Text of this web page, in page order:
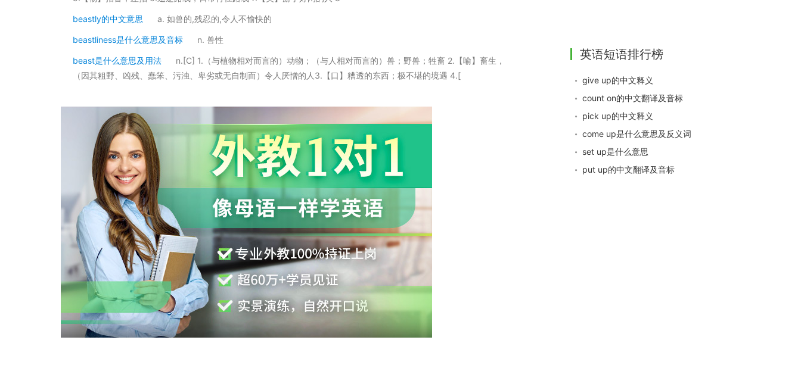
beastly的中文意思 a. 如兽的,残忍的,令人不愉快的
beastliness是什么意思及音标 n. 兽性
beast是什么意思及用法
n.[C] 1.（与植物相对而言的）动物；（与人相对而言的）兽；野兽；牲畜 2.【喻】畜生，
（因其粗野、凶残、蠢笨、污浊、卑劣或无自制而）令人厌憎的人3.【口】糟透的东西；极不堪的境遇 4.[
英语短语排行榜
give up的中文释义
count on的中文翻译及音标
pick up的中文释义
come up是什么意思及反义词
set up是什么意思
put up的中文翻译及音标